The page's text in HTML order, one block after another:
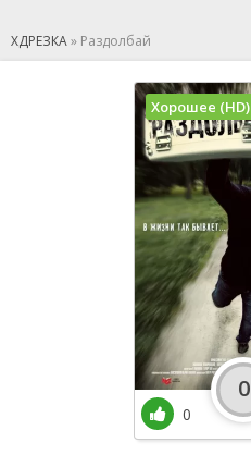
ХДРЕЗКА» Раздолбай
Хорошее (HD)
0
0